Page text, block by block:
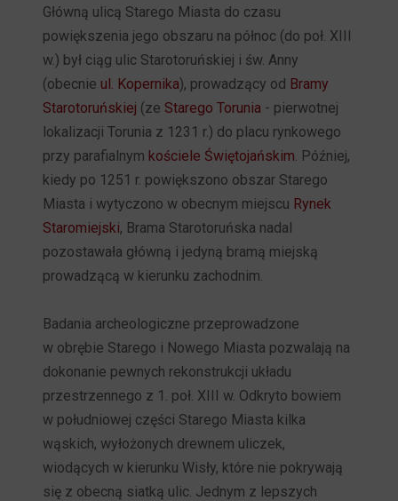
Główną ulicą Starego Miasta do czasu
powiększenia jego obszaru na północ (do poł. XIII
w.) był ciąg ulic Starotoruńskiej i św. Anny
(obecnie ul. Kopernika), prowadzący od Bramy
Starotoruńskiej (ze Starego Torunia - pierwotnej
lokalizacji Torunia z 1231 r.) do placu rynkowego
przy parafialnym kościele Świętojańskim. Później,
kiedy po 1251 r. powiększono obszar Starego
Miasta i wytyczono w obecnym miejscu Rynek
Staromiejski, Brama Starotoruńska nadal
pozostawała główną i jedyną bramą miejską
prowadzącą w kierunku zachodnim.
Badania archeologiczne przeprowadzone
w obrębie Starego i Nowego Miasta pozwalają na
dokonanie pewnych rekonstrukcji układu
przestrzennego z 1. poł. XIII w. Odkryto bowiem
w południowej części Starego Miasta kilka
wąskich, wyłożonych drewnem uliczek,
wiodących w kierunku Wisły, które nie pokrywają
się z obecną siatką ulic. Jednym z lepszych